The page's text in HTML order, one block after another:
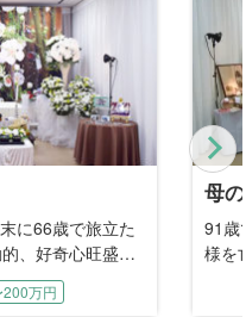
、早くにご主人
好き」「やって
いう好奇心を原
れました。 持ち
万円
永
故人
お別